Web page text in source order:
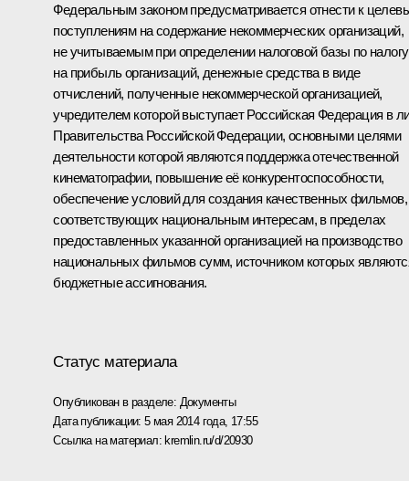
Федеральным законом предусматривается отнести к
поступлениям на содержание некоммерческих организаций,
не учитываемым при определении налоговой базы по налогу
на прибыль организаций, денежные средства в виде
отчислений, полученные некоммерческой организацией,
учредителем которой выступает Российская Федерация в
Правительства Российской Федерации, основными целями
деятельности которой являются поддержка отечественной
кинематографии, повышение её конкурентоспособности,
обеспечение условий для создания качественных фильмов,
соответствующих национальным интересам, в пределах
предоставленных указанной организацией на производство
национальных фильмов сумм, источником которых
бюджетные ассигнования.
Статус материала
Опубликован в разделе: Документы
Дата публикации:5 мая 2014 года, 17:55
Ссылка на материал: kremlin.ru/d/20930